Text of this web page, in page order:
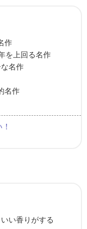
作
を上回る名作
名作
名作
い香りがする